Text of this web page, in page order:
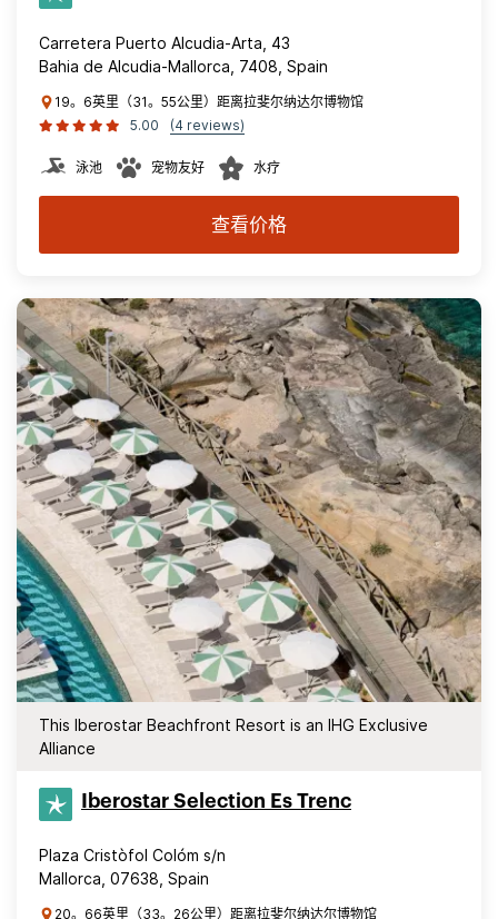
Carretera Puerto Alcudia-Arta, 43
Bahia de Alcudia-Mallorca, 7408, Spain
19。6英里（31。55公里）距离拉斐尔纳达尔博物馆
5.00
(4 reviews)
泳池 宠物友好 水疗
查看价格
This Iberostar Beachfront Resort is an IHG Exclusive
Alliance
Iberostar Selection​ Es Trenc
Plaza Cristòfol Colóm s/n
Mallorca, 07638, Spain
20。66英里（33。26公里）距离拉斐尔纳达尔博物馆